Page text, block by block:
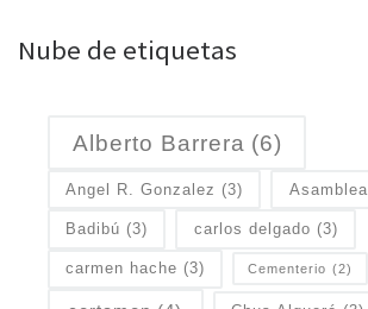
Nube de etiquetas
Alberto Barrera (6)
Angel R. Gonzalez (3) Asamblea
Badibú (3) carlos delgado (3)
carmen hache (3) Cementerio (2)